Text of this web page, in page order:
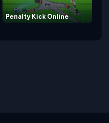
Penalty Kick Online